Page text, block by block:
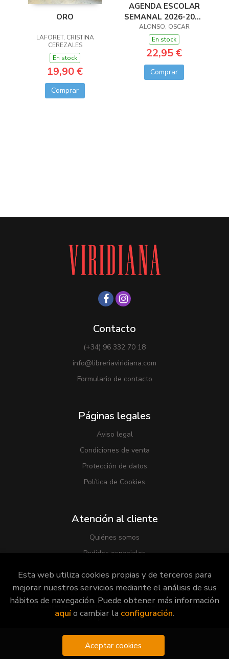
ORO
LAFORET, CRISTINA
CEREZALES
En stock
19,90 €
Comprar
AGENDA ESCOLAR
SEMANAL 2026-2027
72 KILOS
ALONSO, OSCAR
En stock
22,95 €
Comprar
Contacto
(+34) 96 332 70 18
info@libreriaviridiana.com
Formulario de contacto
Páginas legales
Aviso legal
Condiciones de venta
Protección de datos
Política de Cookies
Atención al cliente
Quiénes somos
Pedidos especiales
2026 © Librería Viridiana . Todos los Derechos Reservados |
Grupo Trevenque
Esta web utiliza cookies propias y de terceros para
mejorar nuestros servicios mediante el análisis de sus
hábitos de navegación. Puede obtener más información
aquío cambiar la configuración.
Aceptar cookies